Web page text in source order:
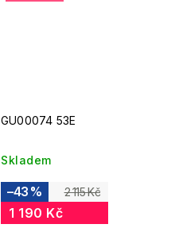
GU00074 53E
Skladem
2 115 Kč
–43 %
1 190 Kč